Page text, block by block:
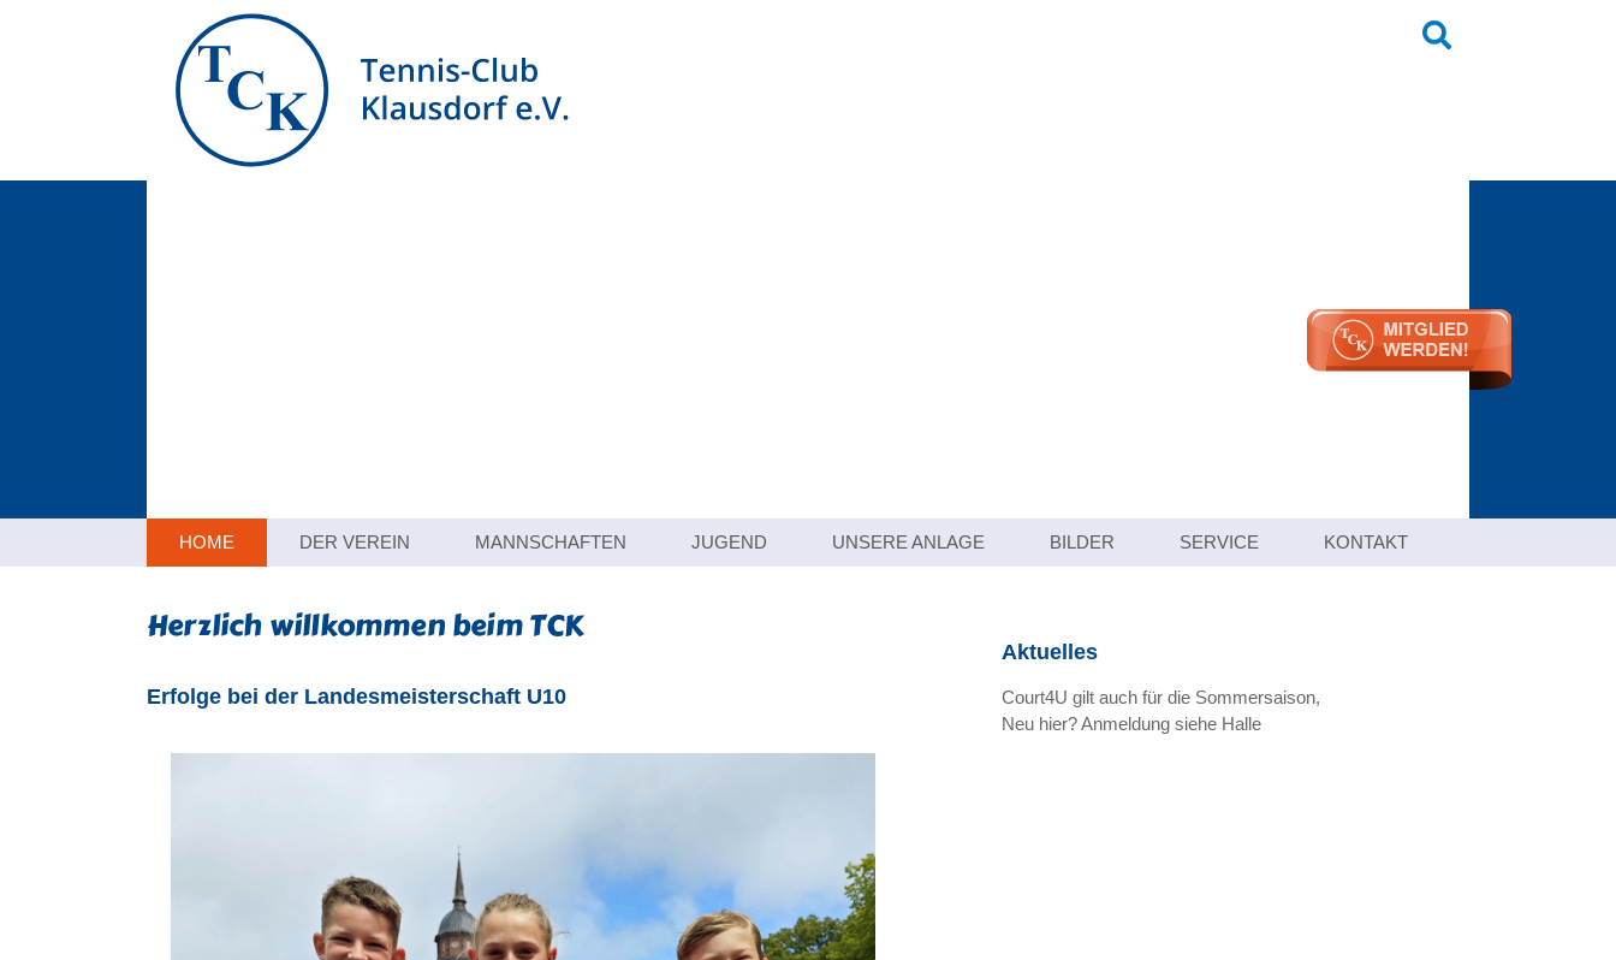
Navigation
HOME DER VEREIN MANNSCHAFTEN JUGEND UNSERE ANLAGE BILDER SERVICE KONTAKT
Herzlich willkommen beim TCK
Erfolge bei der Landesmeisterschaft U10
Aktuelles
Court4U gilt auch für die Sommersaison,
Neu hier? Anmeldung siehe Halle